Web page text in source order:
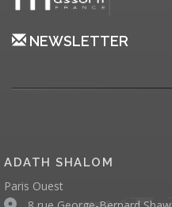
NEWSLETTER
ADATH SHALOM
Paris Ouest